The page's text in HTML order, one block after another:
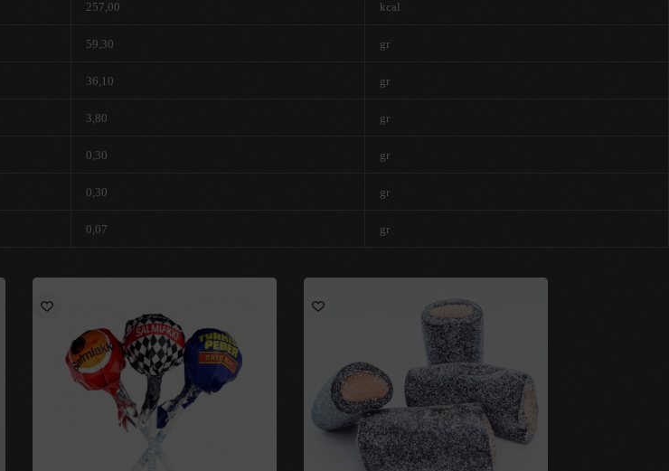
257,00 kcal
59,30 gr
36,10 gr
3,80 gr
0,30 gr
0,30 gr
0,07 gr